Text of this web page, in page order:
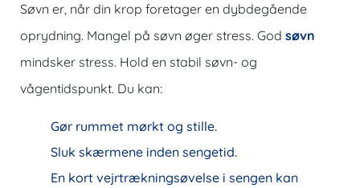
Søvn er, når din krop foretager en dybdegående
oprydning. Mangel på søvn øger stress. God søvn
mindsker stress. Hold en stabil søvn- og
vågentidspunkt. Du kan:
Gør rummet mørkt og stille.
Sluk skærmene inden sengetid.
En kort vejrtrækningsøvelse i sengen kan